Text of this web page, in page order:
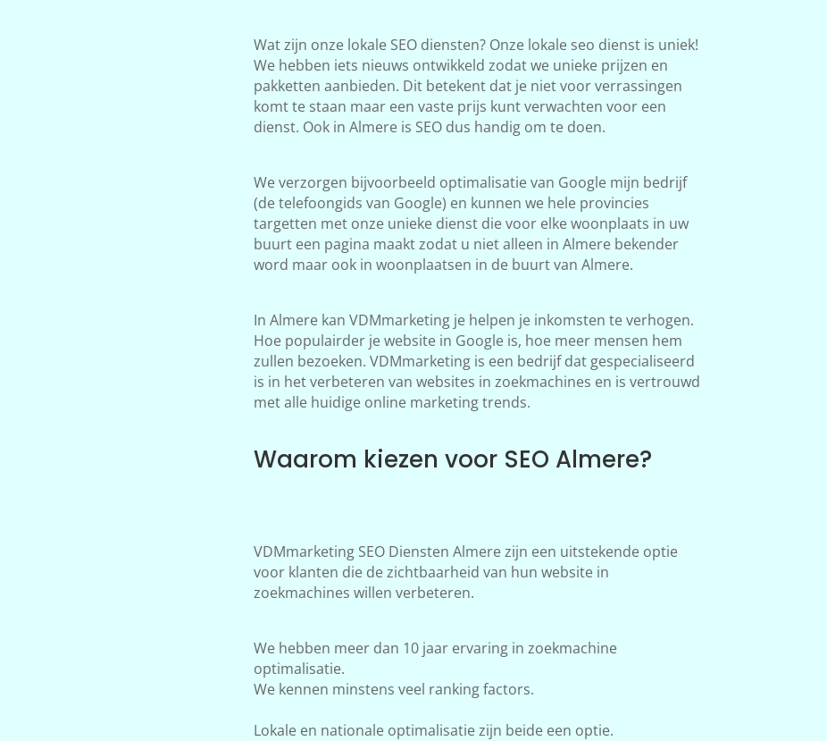
Wat zijn onze lokale SEO diensten? Onze lokale seo dienst is uniek!
We hebben iets nieuws ontwikkeld zodat we unieke prijzen en
pakketten aanbieden. Dit betekent dat je niet voor verrassingen
komt te staan maar een vaste prijs kunt verwachten voor een
dienst. Ook in Almere is SEO dus handig om te doen.
We verzorgen bijvoorbeeld optimalisatie van Google mijn bedrijf
(de telefoongids van Google) en kunnen we hele provincies
targetten met onze unieke dienst die voor elke woonplaats in uw
buurt een pagina maakt zodat u niet alleen in Almere bekender
word maar ook in woonplaatsen in de buurt van Almere.
In Almere kan VDMmarketing je helpen je inkomsten te verhogen.
Hoe populairder je website in Google is, hoe meer mensen hem
zullen bezoeken. VDMmarketing is een bedrijf dat gespecialiseerd
is in het verbeteren van websites in zoekmachines en is vertrouwd
met alle huidige online marketing trends.
Waarom kiezen voor SEO Almere?
VDMmarketing SEO Diensten Almere zijn een uitstekende optie
voor klanten die de zichtbaarheid van hun website in
zoekmachines willen verbeteren.
We hebben meer dan 10 jaar ervaring in zoekmachine
optimalisatie.
We kennen minstens veel ranking factors.
Lokale en nationale optimalisatie zijn beide een optie.